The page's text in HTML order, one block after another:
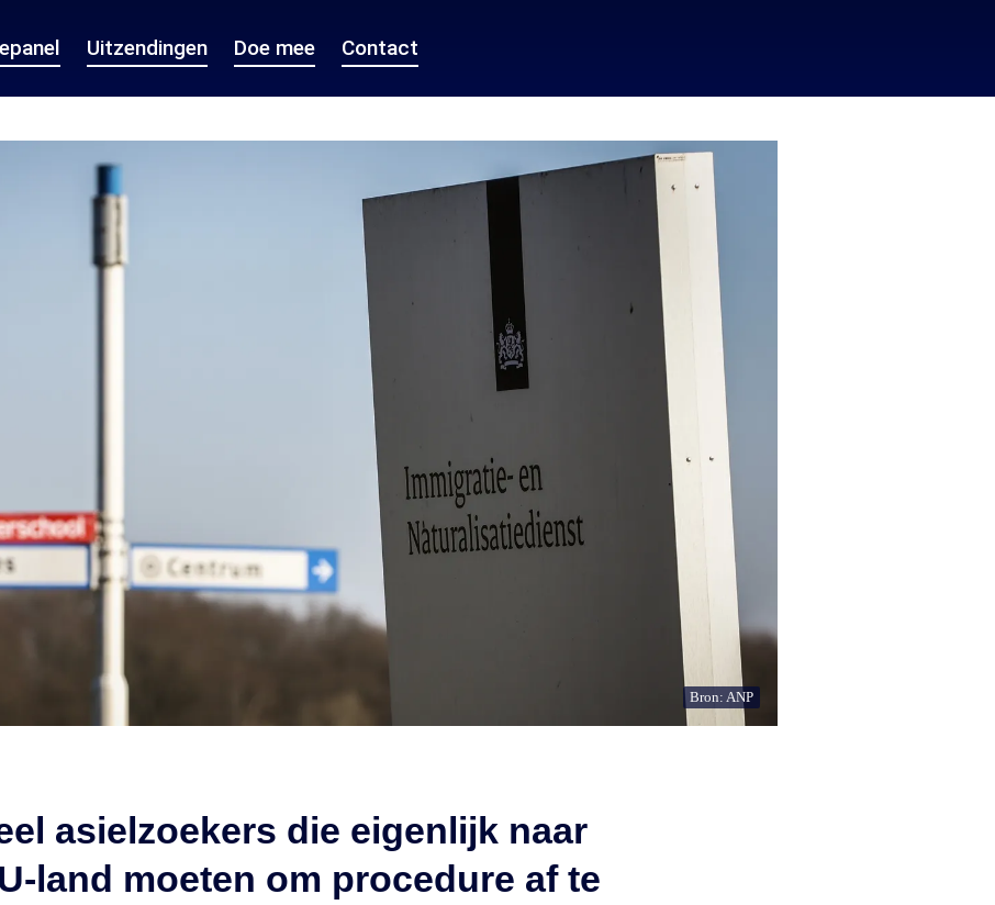
Uitzendingen Doe mee Contact
Bron: ANP
asielzoekers die eigenlijk naar
land moeten om procedure af te